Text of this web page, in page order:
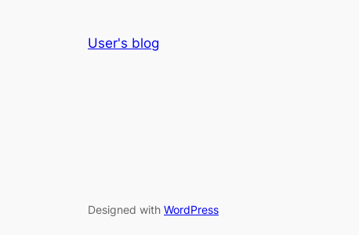
User's blog
Designed with WordPress